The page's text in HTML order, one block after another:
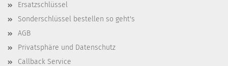
Ersatzschlüssel
Sonderschlüssel bestellen so geht's
AGB
Privatsphäre und Datenschutz
Callback Service